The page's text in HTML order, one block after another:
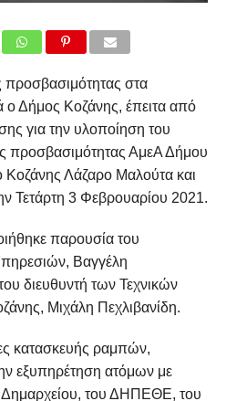
προσβασιμότητας στα
ο Δήμος Κοζάνης, έπειτα από
για την υλοποίηση του
προσβασιμότητας ΑμεΑ Δήμου
Λάζαρο Μαλούτα και
Τετάρτη 3 Φεβρουαρίου 2021.
παρουσία του
Βαγγέλη
διευθυντή των Τεχνικών
Μιχάλη Πεχλιβανίδη.
κατασκευής ραμπών,
εξυπηρέτηση ατόμων με
Δημαρχείου, του ΔΗΠΕΘΕ, του